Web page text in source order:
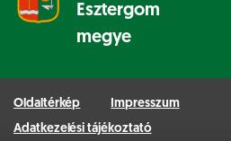
Esztergom
megye
Oldaltérkép
Impresszum
Adatkezelési tájékoztató